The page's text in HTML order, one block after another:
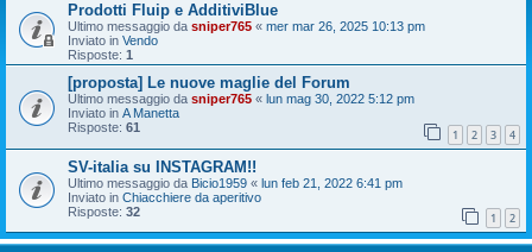
Prodotti Fluip e AdditiviBlue
Ultimo messaggio da sniper765 « mer mar 26, 2025 10:13 pm
Inviato in Vendo
Risposte: 1
[proposta] Le nuove maglie del Forum
Ultimo messaggio da sniper765 « lun mag 30, 2022 5:12 pm
Inviato in A Manetta
Risposte: 61 1 2 3 4
SV-italia su INSTAGRAM!!
Ultimo messaggio da Bicio1959 « lun feb 21, 2022 6:41 pm
Inviato in Chiacchiere da aperitivo
Risposte: 32 1 2